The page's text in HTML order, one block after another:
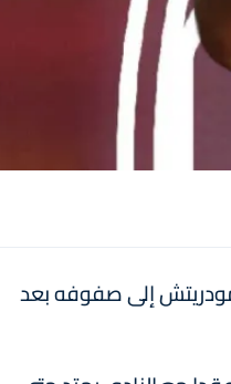
مودريتش إلى صفوفه بعد